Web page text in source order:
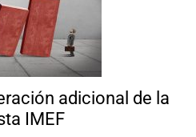
adicional de la
IMEF